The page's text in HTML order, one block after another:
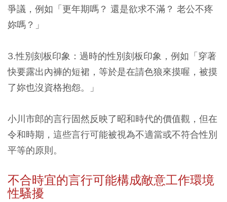
爭議，例如「更年期嗎？ 還是欲求不滿？ 老公不疼
妳嗎？」
3.性別刻板印象： 過時的性別刻板印象，例如「穿著
快要露出內褲的短裙，等於是在請色狼來摸喔，被摸
了妳也沒資格抱怨。」
小川市郎的言行固然反映了昭和時代的價值觀，但在
令和時期，這些言行可能被視為不適當或不符合性別
平等的原則。
不合時宜的言行可能構成敵意工作環境
性騷擾